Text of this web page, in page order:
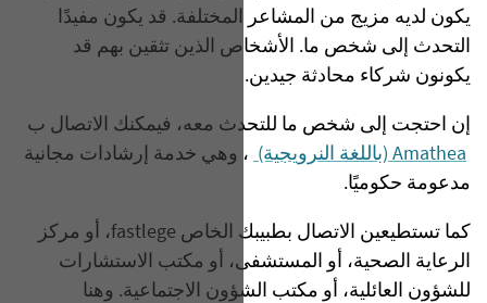
يكون لديه مزيج من المشاعر المختلفة. قد يكون مفيدًا
التحدث إلى شخص ما. الأشخاص الذين تثقين بهم قد
يكونون شركاء محادثة جيدين.
إن احتجت إلى شخص ما للتحدث معه، فيمكنك الاتصال ب
Amathea (باللغة النرويجية)
، وهي خدمة إرشادات مجانية
مدعومة حكوميًا.
كما تستطيعين الاتصال بطبيبك الخاص fastlege، أو مركز
الرعاية الصحية، أو المستشفى، أو مكتب الاستشارات
للشؤون العائلية، أو مكتب الشؤون الاجتماعية. وهنا